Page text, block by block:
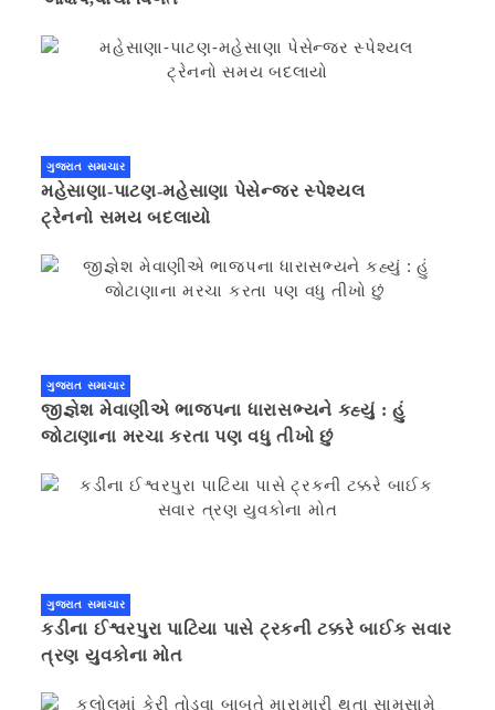
ગુજરાત સમાચાર
મહેસાણા-પાટણ-મહેસાણા પેસેન્જર સ્પેશ્યલ
ટ્રેનનો સમય બદલાયો
ગુજરાત સમાચાર
જીજ્ઞેશ મેવાણીએ ભાજપના ધારાસભ્યને કહ્યું : હું
જોટાણાના મરચા કરતા પણ વધુ તીખો છું
ગુજરાત સમાચાર
કડીના ઈશ્વરપુરા પાટિયા પાસે ટ્રકની ટક્કરે બાઈક સવાર
ત્રણ યુવકોના મોત